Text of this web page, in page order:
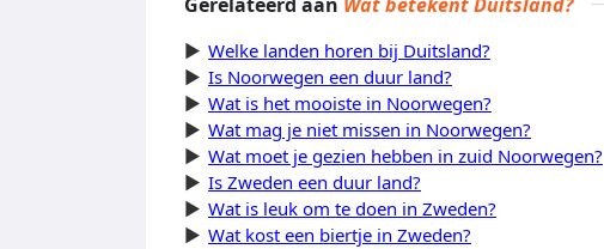
Welke landen horen bij Duitsland?
Is Noorwegen een duur land?
Wat is het mooiste in Noorwegen?
Wat mag je niet missen in Noorwegen?
Wat moet je gezien hebben in zuid Noorwegen?
Is Zweden een duur land?
Wat is leuk om te doen in Zweden?
Wat kost een biertje in Zweden?